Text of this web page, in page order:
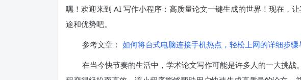
嘿！欢迎来到 AI 写作小程序：高质量论文一键生成的世界！现在，
途和优势吧。
参考文章： 如何将台式电脑连接手机热点，轻松上网的详细步骤
在当今快节奏的生活中，学术论文写作可能是许多人的一大挑战